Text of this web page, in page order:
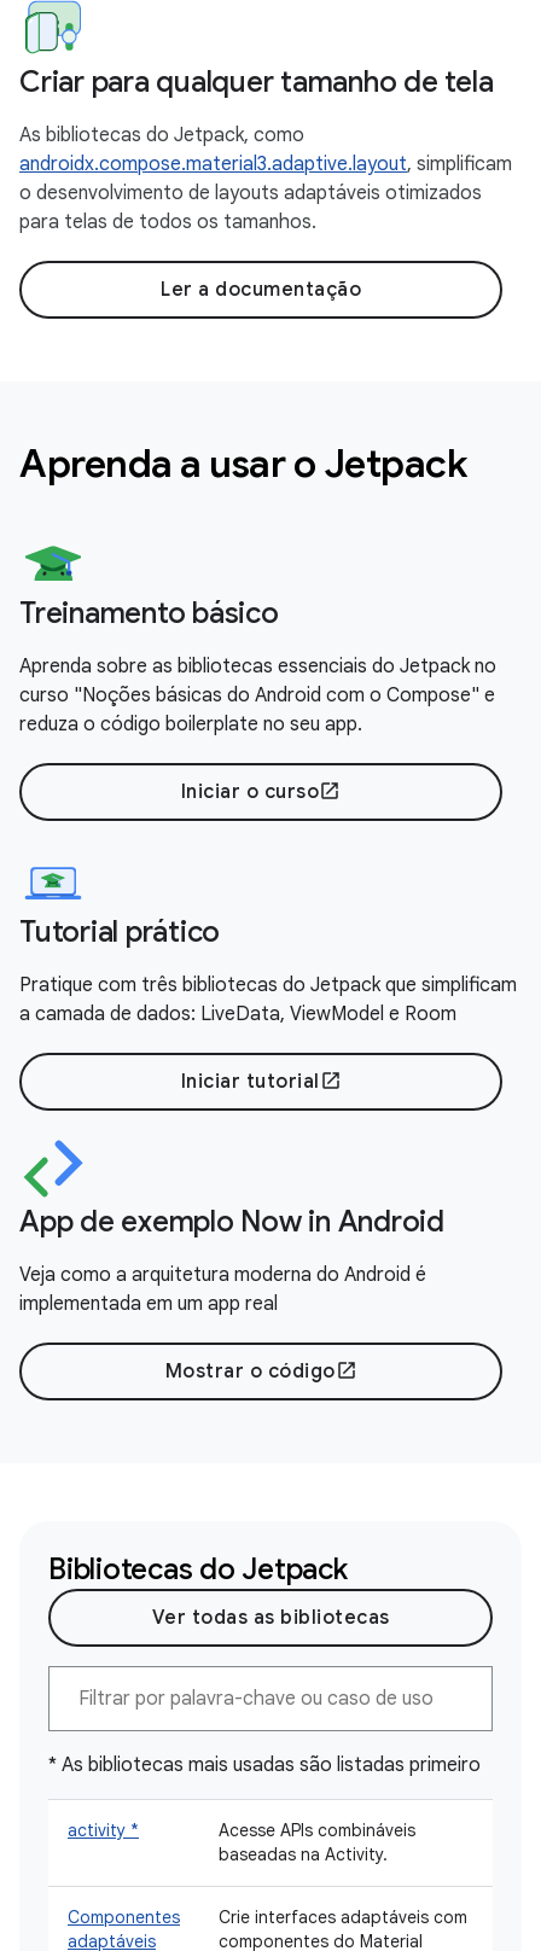
Criar para qualquer tamanho de tela
As bibliotecas do Jetpack, como
androidx.compose.material3.adaptive.layout, simplificam
o desenvolvimento de layouts adaptáveis otimizados
para telas de todos os tamanhos.
Ler a documentação
Aprenda a usar o Jetpack
Treinamento básico
Aprenda sobre as bibliotecas essenciais do Jetpack no
curso "Noções básicas do Android com o Compose" e
reduza o código boilerplate no seu app.
Iniciar o cursoopen_in_new
Tutorial prático
Pratique com três bibliotecas do Jetpack que simplificam
a camada de dados: LiveData, ViewModel e Room
Iniciar tutorial open_in_new
App de exemplo Now in Android
Veja como a arquitetura moderna do Android é
implementada em um app real
Mostrar o código open_in_new
Bibliotecas do Jetpack
Ver todas as bibliotecas
* As bibliotecas mais usadas são listadas primeiro
activity *
Acesse APIs combináveis
baseadas na Activity.
Componentes
adaptáveis
Crie interfaces adaptáveis com
componentes do Material